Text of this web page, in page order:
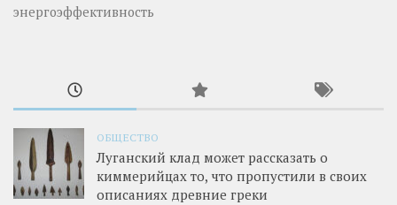
энергоэффективность
ОБЩЕСТВО
Луганский клад может рассказать о
киммерийцах то, что пропустили в своих
описаниях древние греки